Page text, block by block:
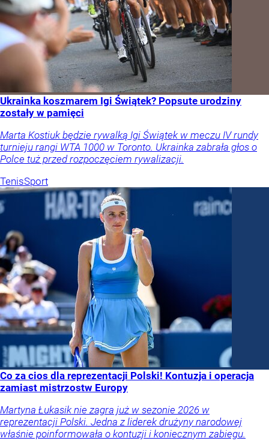
Ukrainka koszmarem Igi Świątek? Popsute urodziny
zostały w pamięci
Marta Kostiuk będzie rywalką Igi Świątek w meczu IV rundy
turnieju rangi WTA 1000 w Toronto. Ukrainka zabrała głos o
Polce tuż przed rozpoczęciem rywalizacji.
TenisSport
Co za cios dla reprezentacji Polski! Kontuzja i operacja
zamiast mistrzostw Europy
Martyna Łukasik nie zagra już w sezonie 2026 w
reprezentacji Polski. Jedna z liderek drużyny narodowej
właśnie poinformowała o kontuzji i koniecznym zabiegu.